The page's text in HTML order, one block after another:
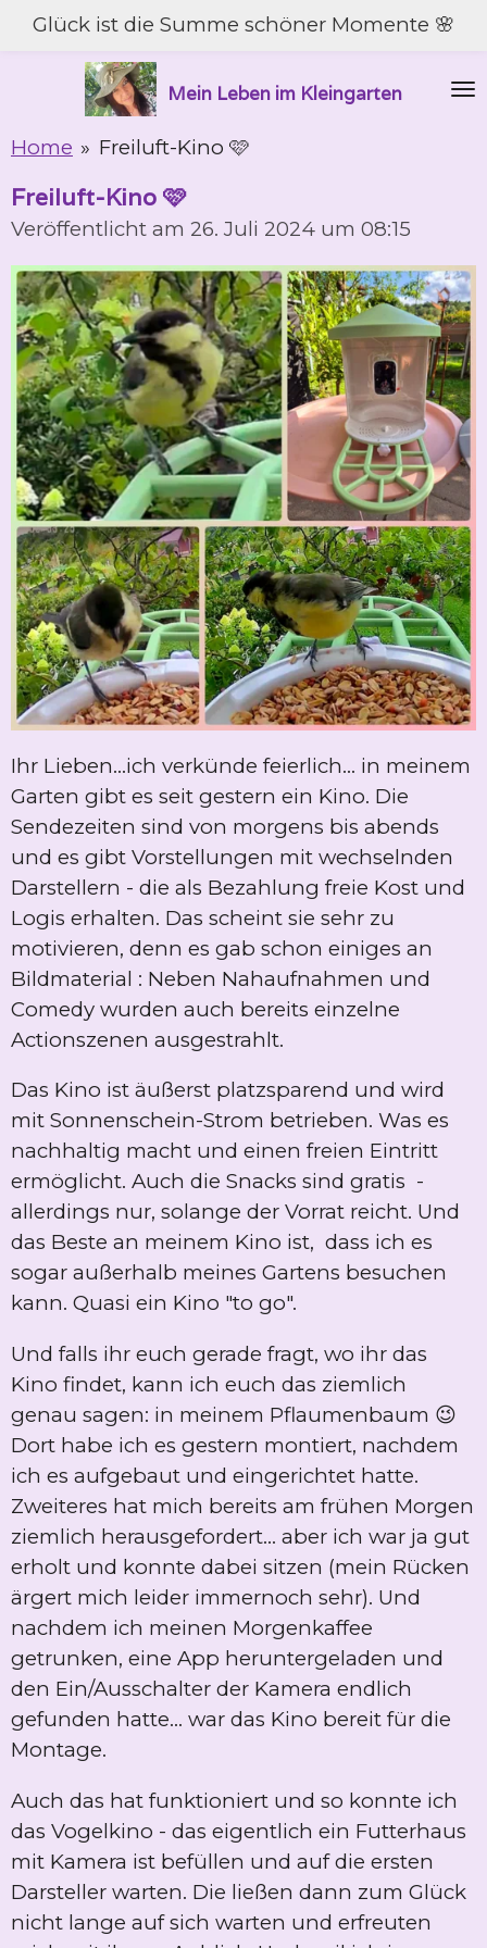
Zum
springen
Mein Leben im Kleingarten
Glück ist die Summe schöner Momente 🌸
Home » Freiluft-Kino 🩷
Freiluft-Kino 🩷
Veröffentlicht am 26. Juli 2024 um 08:15
Ihr Lieben...ich verkünde feierlich... in meinem
Garten gibt es seit gestern ein Kino. Die
Sendezeiten sind von morgens bis abends
und es gibt Vorstellungen mit wechselnden
Darstellern - die als Bezahlung freie Kost und
Logis erhalten. Das scheint sie sehr zu
motivieren, denn es gab schon einiges an
Bildmaterial : Neben Nahaufnahmen und
Comedy wurden auch bereits einzelne
Actionszenen ausgestrahlt.
Das Kino ist äußerst platzsparend und wird
mit Sonnenschein-Strom betrieben. Was es
nachhaltig macht und einen freien Eintritt
ermöglicht. Auch die Snacks sind gratis -
allerdings nur, solange der Vorrat reicht. Und
das Beste an meinem Kino ist, dass ich es
sogar außerhalb meines Gartens besuchen
kann. Quasi ein Kino "to go".
Und falls ihr euch gerade fragt, wo ihr das
Kino findet, kann ich euch das ziemlich
genau sagen: in meinem Pflaumenbaum 😉
Dort habe ich es gestern montiert, nachdem
ich es aufgebaut und eingerichtet hatte.
Zweiteres hat mich bereits am frühen Morgen
ziemlich herausgefordert... aber ich war ja gut
erholt und konnte dabei sitzen (mein Rücken
ärgert mich leider immernoch sehr). Und
nachdem ich meinen Morgenkaffee
getrunken, eine App heruntergeladen und
den Ein/Ausschalter der Kamera endlich
gefunden hatte... war das Kino bereit für die
Montage.
Auch das hat funktioniert und so konnte ich
das Vogelkino - das eigentlich ein Futterhaus
mit Kamera ist befüllen und auf die ersten
Darsteller warten. Die ließen dann zum Glück
nicht lange auf sich warten und erfreuten